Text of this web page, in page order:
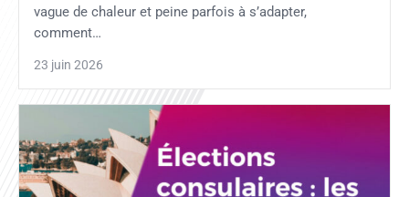
vague de chaleur et peine parfois à s’adapter,
comment…
23 juin 2026